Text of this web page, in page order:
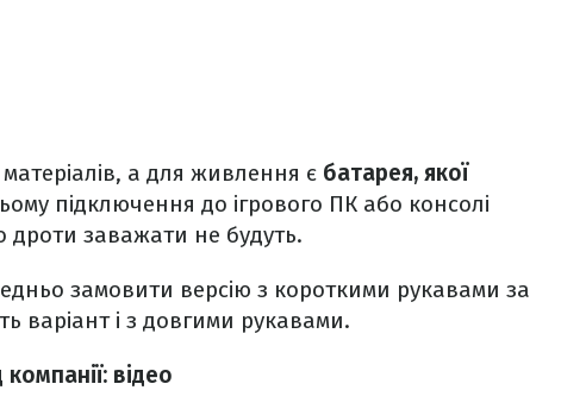
а для живлення є батарея, якої
підключення до ігрового ПК або консолі
дроти заважати не будуть.
замовити версію з короткими рукавами за
варіант і з довгими рукавами.
відео